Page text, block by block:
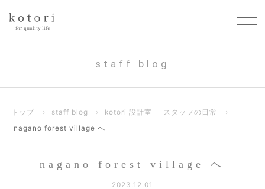
staff blog
トップ › staff blog › kotori 設計室 スタッフの日常
›
nagano forest village へ
nagano forest village へ
2023.12.01